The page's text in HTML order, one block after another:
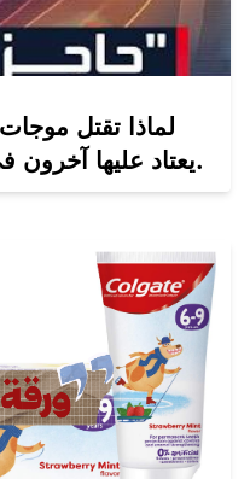
لماذا تقتل
يعتاد عليها آخرون في الدول العربية مثل مصر.